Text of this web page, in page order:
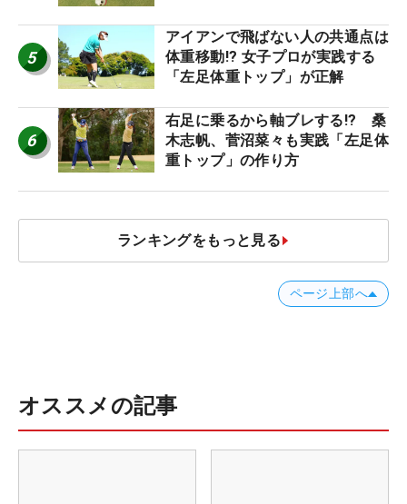
減するワケ
5
アイアンで飛ばない人の共通点は
体重移動!? 女子プロが実践する
「左足体重トップ」が正解
6
右足に乗るから軸ブレする!? 桑
木志帆、菅沼菜々も実践「左足体
重トップ」の作り方
ランキングをもっと見る
ページ上部へ
オススメの記事